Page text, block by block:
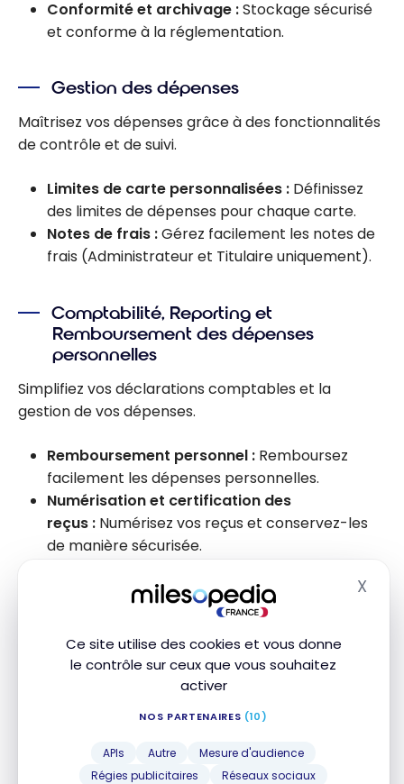
Ce site utilise des cookies et vous donne
le contrôle sur ceux que vous souhaitez
activer
NOS PARTENAIRES (10)
APIs Autre
Mesure d'audience
Régies publicitaires
Réseaux sociaux
X
Conformité et archivage :Stockage sécurisé
et conforme à la réglementation.
Gestion des dépenses
Maîtrisez vos dépenses grâce à des fonctionnalités
de contrôle et de suivi.
Limites de carte personnalisées : Définissez
des limites de dépenses pour chaque carte.
Notes de frais :Gérez facilement les notes de
frais (Administrateur et Titulaire uniquement).
Comptabilité, Reporting et
Remboursement des dépenses
personnelles
Simplifiez vos déclarations comptables et la
gestion de vos dépenses.
Remboursement personnel : Remboursez
facilement les dépenses personnelles.
Numérisation et certification des
reçus : Numérisez vos reçus et conservez-les
de manière sécurisée.
facilement vos justificatifs à votre comptable.
Labels personnalisés :Catégorisez vos
transactions avec des labels personnalisés.
Tableau de bord :Visualisez l’état de vos
finances en un coup d’œil.
pour connecter Qonto à vos outils.
Agrégation de comptes externes :Centralisez
tous vos comptes bancaires sur une seule